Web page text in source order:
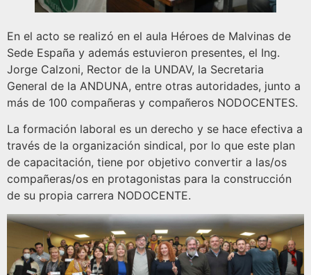
En el acto se realizó en el aula Héroes de Malvinas de
Sede España y además estuvieron presentes, el Ing.
Jorge Calzoni, Rector de la UNDAV, la Secretaria
General de la ANDUNA, entre otras autoridades, junto a
más de 100 compañeras y compañeros NODOCENTES.
La formación laboral es un derecho y se hace efectiva a
través de la organización sindical, por lo que este plan
de capacitación, tiene por objetivo convertir a las/os
compañeras/os en protagonistas para la construcción
de su propia carrera NODOCENTE.